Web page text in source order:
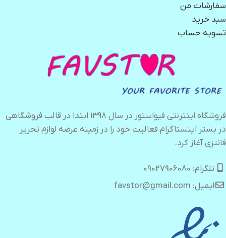
سفارشات من
سبد خرید
تسویه حساب
فروشگاه اینترنتی فیواستور در سال ۱۳۹۸ ابتدا در قالب فروشگاهی
در بستر اینستاگرام فعالیت خود را در زمینه عرضه لوازم تحریر
فانتزی آغاز کرد.
تلگرام: 09027906080
ایمیل: favstor@gmail.com